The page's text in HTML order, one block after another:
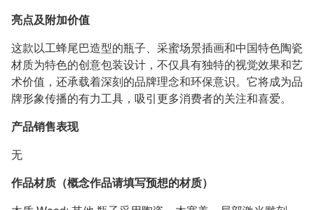
亮点及附加价值
这款以工蜂尾巴造型的瓶子、采蜜场景插画和中国特色陶瓷
材质为特色的创意包装设计，不仅具有独特的视觉效果和艺
术价值，还承载着深刻的品牌理念和环保意识。它将成为品
牌形象传播的有力工具，吸引更多消费者的关注和喜爱。
产品销售表现
无
作品材质（概念作品请填写预想的材质）